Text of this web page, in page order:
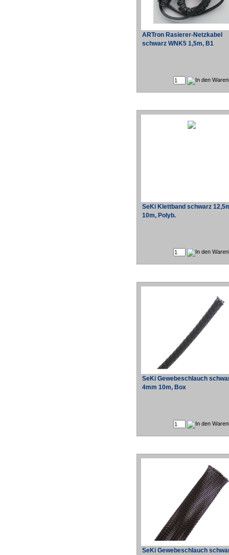
ARTron Rasierer-Netzkabel
schwarz WNK5 1,5m, B1
SeKi Klettband schwarz
10m, Polyb.
SeKi Gewebeschlauch
4mm 10m, Box
SeKi Gewebeschlauch